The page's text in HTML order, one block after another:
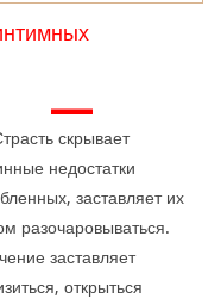
—
скрывает
недостатки
заставляет их
разочаровываться.
заставляет
открыться